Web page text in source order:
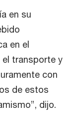
en su
en el
transporte y
con
de estos
dijo.